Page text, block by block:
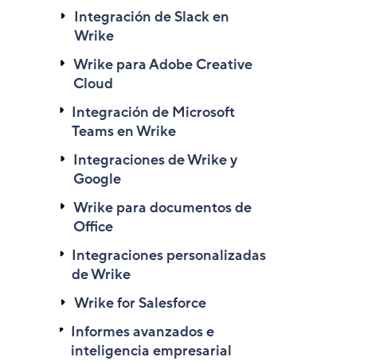
Integración de Slack en
Wrike
Wrike para Adobe Creative
Cloud
Integración de Microsoft
Teams en Wrike
Integraciones de Wrike y
Google
Wrike para documentos de
Office
Integraciones personalizadas
de Wrike
Wrike for Salesforce
Informes avanzados e
inteligencia empresarial